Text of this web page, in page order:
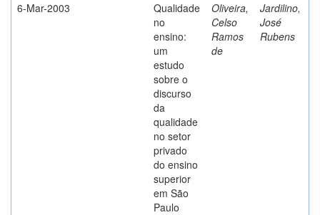
6-Mar-2003
Qualidade
no
ensino:
um
estudo
sobre o
discurso
da
qualidade
no setor
privado
do ensino
superior
em São
Paulo
Oliveira,
Celso
Ramos
de
Jardilino,
José
Rubens